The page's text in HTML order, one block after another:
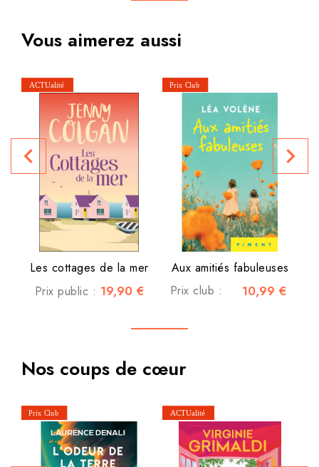
Vous aimerez aussi
Les cottages de la mer
Prix public : 19,90 €
Aux amitiés fabuleuses
Prix club :
10,99 €
navigate_before navigate_next
Nos coups de cœur